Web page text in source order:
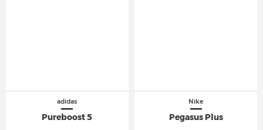
adidas
Pureboost 5
Nike
Pegasus Plus